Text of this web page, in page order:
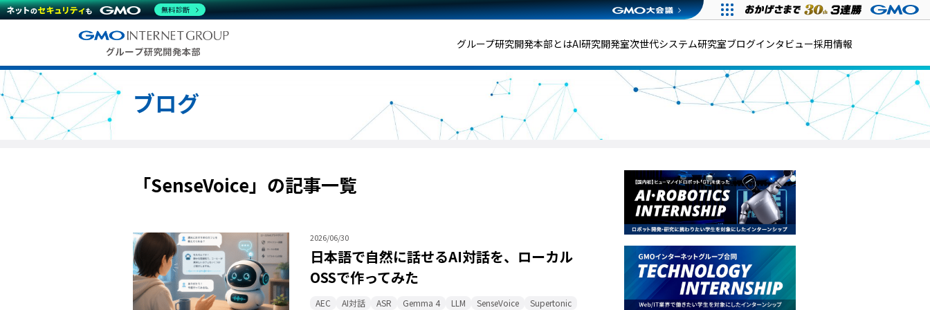
グループ研究開発本部とはAI研究開発室次世代システム研究室ブログインタビュー採用情報
ブログ
「SenseVoice」の記事一覧
2026/06/30
日本語で自然に話せるAI対話を、ローカル
OSSで作ってみた
AEC AI対話 ASR Gemma 4 LLM SenseVoice Supertonic
無料診断